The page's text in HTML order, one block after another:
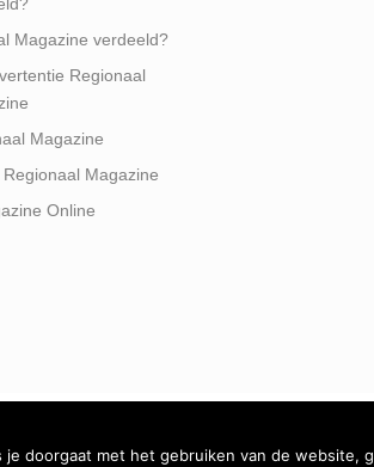
Magazine verdeeld?
Regionaal
Magazine
Magazine
Online
doorgaat met het gebruiken van de website,